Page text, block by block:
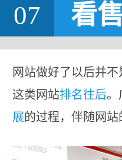
07 看
网站做好了以后并不
这类网站排名往后。
展的过程，伴随网站